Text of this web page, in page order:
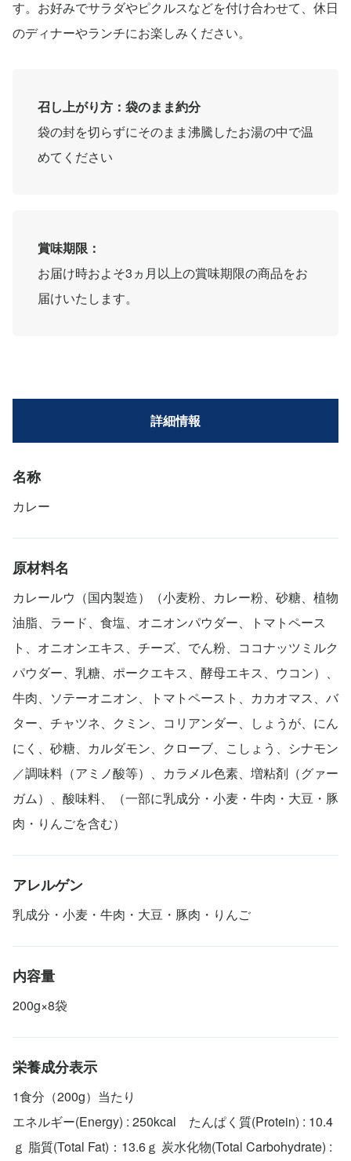
す。お好みでサラダやピクルスなどを付け合わせて、休日
のディナーやランチにお楽しみください。
召し上がり方：袋のまま約分
袋の封を切らずにそのまま沸騰したお湯の中で温
めてください
賞味期限：
お届け時およそ3ヵ月以上の賞味期限の商品をお
届けいたします。
詳細情報
名称
カレー
原材料名
カレールウ（国内製造）（小麦粉、カレー粉、砂糖、植物
油脂、ラード、食塩、オニオンパウダー、トマトペース
ト、オニオンエキス、チーズ、でん粉、ココナッツミルク
パウダー、乳糖、ポークエキス、酵母エキス、ウコン）、
牛肉、ソテーオニオン、トマトペースト、カカオマス、バ
ター、チャツネ、クミン、コリアンダー、しょうが、にん
にく、砂糖、カルダモン、クローブ、こしょう、シナモン
／調味料（アミノ酸等）、カラメル色素、増粘剤（グァー
ガム）、酸味料、（一部に乳成分・小麦・牛肉・大豆・豚
肉・りんごを含む）
アレルゲン
乳成分・小麦・牛肉・大豆・豚肉・りんご
内容量
200g×8袋
栄養成分表示
1食分（200g）当たり
エネルギー(Energy) : 250kcal たんぱく質(Protein) : 10.4
ｇ 脂質(Total Fat)：13.6ｇ 炭水化物(Total Carbohydrate) :